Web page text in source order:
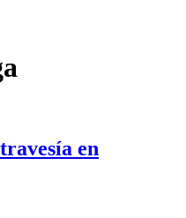
en